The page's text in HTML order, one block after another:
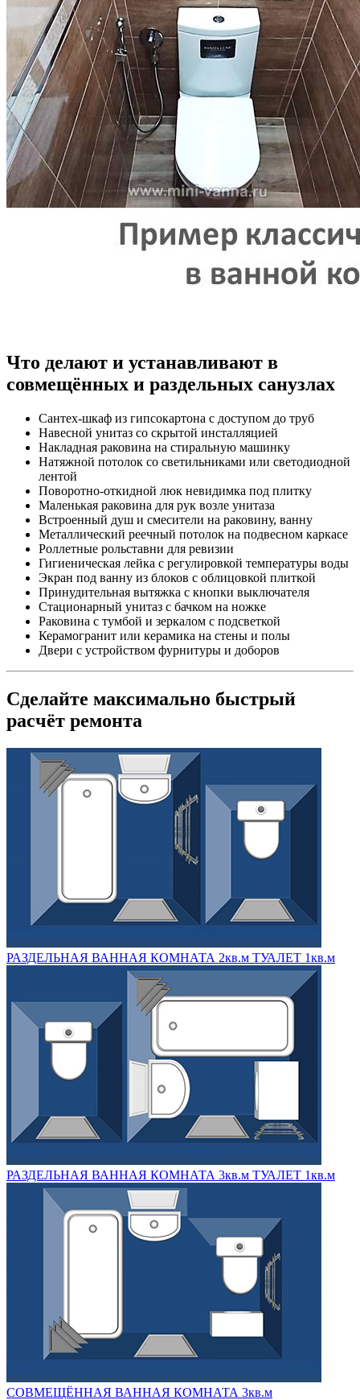
Что делают и устанавливают в
совмещённых и раздельных санузлах
Сантех-шкаф из гипсокартона с доступом до труб
Навесной унитаз со скрытой инсталляцией
Накладная раковина на стиральную машинку
Натяжной потолок со светильниками или светодиодной
лентой
Поворотно-откидной люк невидимка под плитку
Маленькая раковина для рук возле унитаза
Встроенный душ и смесители на раковину, ванну
Металлический реечный потолок на подвесном каркасе
Роллетные рольставни для ревизии
Гигиеническая лейка с регулировкой температуры воды
Экран под ванну из блоков с облицовкой плиткой
Принудительная вытяжка с кнопки выключателя
Стационарный унитаз с бачком на ножке
Раковина с тумбой и зеркалом с подсветкой
Керамогранит или керамика на стены и полы
Двери с устройством фурнитуры и доборов
Сделайте максимально быстрый
расчёт ремонта
РАЗДЕЛЬНАЯ ВАННАЯ КОМНАТА 2кв.м ТУАЛЕТ 1кв.м
РАЗДЕЛЬНАЯ ВАННАЯ КОМНАТА 3кв.м ТУАЛЕТ 1кв.м
СОВМЕЩЁННАЯ ВАННАЯ КОМНАТА 3кв.м